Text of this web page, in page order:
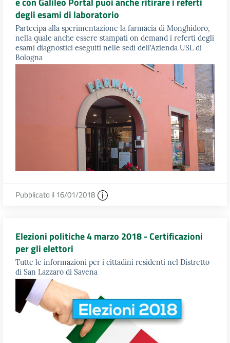
degli esami di laboratorio
Partecipa alla sperimentazione la farmacia di Monghidoro,
nella quale anche essere stampati on demand i referti degli
esami diagnostici eseguiti nelle sedi dell'Azienda USL di
Bologna
Pubblicato il 16/01/2018
Elezioni politiche 4 marzo 2018 - Certificazioni
per gli elettori
Tutte le informazioni per i cittadini residenti nel Distretto
di San Lazzaro di Savena